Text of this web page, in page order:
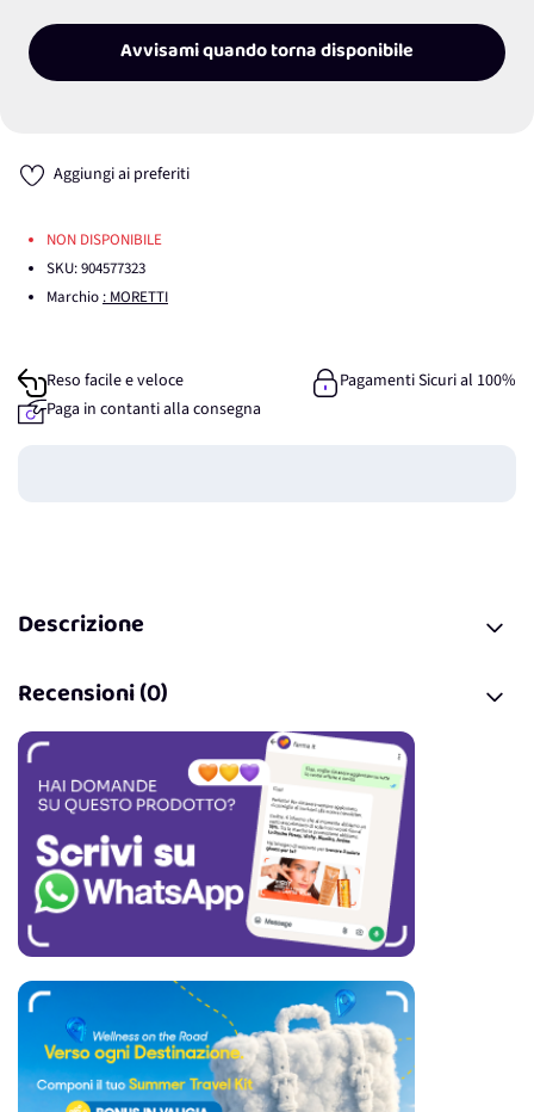
Avvisami quando torna disponibile
Aggiungi ai preferiti
NON DISPONIBILE
SKU:904577323
Marchio : MORETTI
Reso facile e veloce
Pagamenti Sicuri al 100%
Paga in contanti alla consegna
Descrizione
Recensioni (0)